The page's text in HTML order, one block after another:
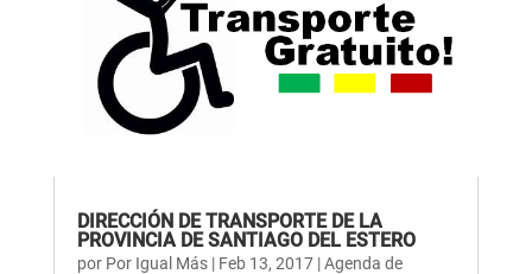
DIRECCIÓN DE TRANSPORTE DE LA
PROVINCIA DE SANTIAGO DEL ESTERO
por Por Igual Más| Feb 13, 2017|Agenda de